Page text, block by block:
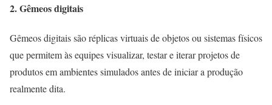
2. Gêmeos digitais
Gêmeos digitais são réplicas virtuais de objetos ou sistemas físicos
que permitem às equipes visualizar, testar e iterar projetos de
produtos em ambientes simulados antes de iniciar a produção
realmente dita.